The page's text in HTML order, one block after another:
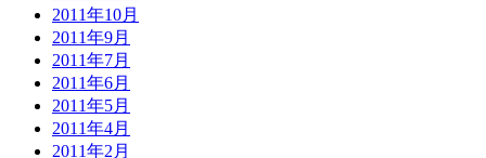
2011年10月
2011年9月
2011年7月
2011年6月
2011年5月
2011年4月
2011年2月